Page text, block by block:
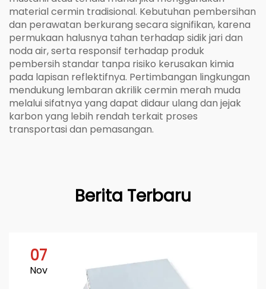
material cermin tradisional. Kebutuhan pembersihan
dan perawatan berkurang secara signifikan, karena
permukaan halusnya tahan terhadap sidik jari dan
noda air, serta responsif terhadap produk
pembersih standar tanpa risiko kerusakan kimia
pada lapisan reflektifnya. Pertimbangan lingkungan
mendukung lembaran akrilik cermin merah muda
melalui sifatnya yang dapat didaur ulang dan jejak
karbon yang lebih rendah terkait proses
transportasi dan pemasangan.
Berita Terbaru
07
Nov